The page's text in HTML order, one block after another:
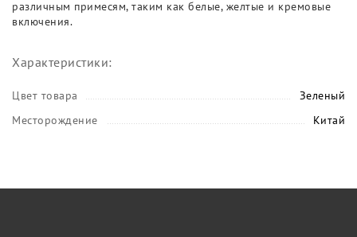
различным примесям, таким как белые, желтые и кремовые
включения.
Характеристики:
Цвет товара
Зеленый
Месторождение
Китай